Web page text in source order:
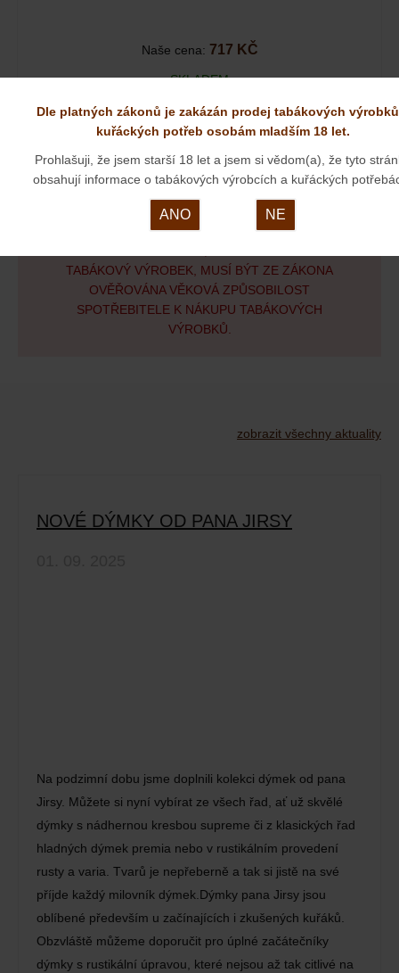
Naše cena: 717 KČ
SKLADEM
Představuje klasickou anglickou směs Virginských a Orient
tabáků s příměsí…
TABÁKOVÝ VÝROBEK, MUSÍ BÝT ZE ZÁKONA
OVĚŘOVÁNA VĚKOVÁ ZPŮSOBILOST
SPOTŘEBITELE K NÁKUPU TABÁKOVÝCH
VÝROBKŮ.
zobrazit všechny aktuality
NOVÉ DÝMKY OD PANA JIRSY
Na podzimní dobu jsme doplnili kolekci dýmek od pana
Jirsy. Můžete si nyní vybírat ze všech řad, ať už skvělé
dýmky s nádhernou kresbou supreme či z klasických řad
hladných dýmek premia nebo v rustikálním provedení
rusty a varia. Tvarů je nepřeberně a tak si jistě na své
příjde každý milovník dýmek.Dýmky pana Jirsy jsou
oblíbené především u začínajících i zkušených kuřáků.
Obzvláště můžeme doporučit pro úplné začátečníky
dýmky s rustikální úpravou, které nejsou až tak citlivé na
Dle platných zákonů je zakázán prodej tabákových
kuřáckých potřeb osobám mladším 18 let.
Prohlašuji, že jsem starší 18 let a jsem si vědom(a), že tyto
obsahují informace o tabákových výrobcích a kuřáckých
ANO NE